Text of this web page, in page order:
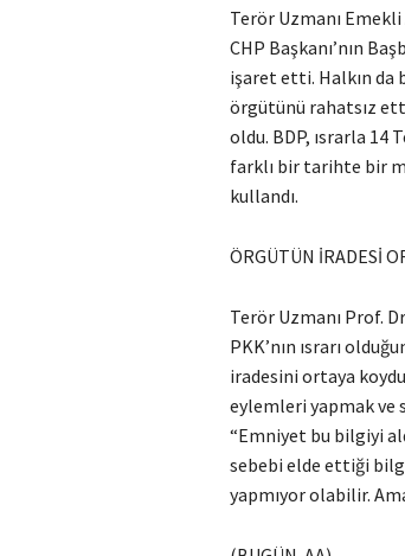
Terör Uzmanı Emekli
CHP Başkanı’nın
işaret etti. Halkın da
örgütünü rahatsız
oldu. BDP, ısrarla 14
farklı bir tarihte bir
kullandı.
ÖRGÜTÜN İRADESİ
Terör Uzmanı Prof.
PKK’nın ısrarı
iradesini ortaya
eylemleri yapmak ve
“Emniyet bu bilgiyi
sebebi elde ettiği
yapmıyor olabilir.